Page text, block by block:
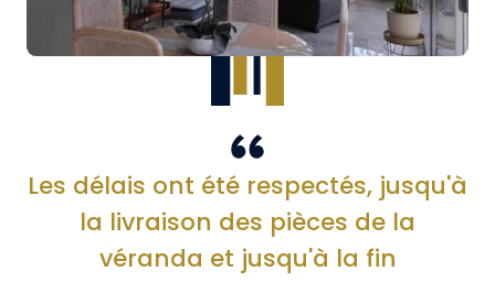
Les délais ont été respectés, jusqu'à
la livraison des pièces de la
véranda et jusqu'à la fin